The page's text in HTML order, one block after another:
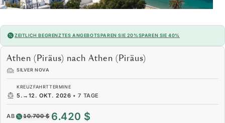
ZEITLICH BEGRENZTES ANGEBOTSPAREN SIE 20%SPAREN SIE 40%
Athen (Piräus) nach Athen (Piräus)
SILVER NOVA
KREUZFAHRTTERMINE
5. → 12. OKT. 2026 •7 TAGE
AB 10.700 $ 6.420 $